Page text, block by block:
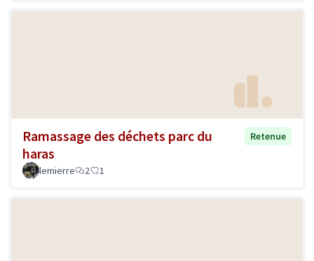
Ramassage des déchets parc du
haras
Retenue
lemierre 2 1